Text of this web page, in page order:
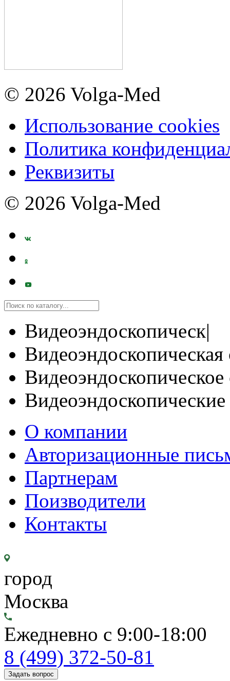
© 2026 Volga-Med
Использование cookies
Политика
Реквизиты
© 2026 Volga-Med
Видеоэндоскопическ|
Видеоэндоскопическая
О компании
Авторизационные
Партнерам
Поизводители
Контакты
город
Москва
Ежедневно с 9:00-18:00
8 (499) 372-50-81
Задать вопрос